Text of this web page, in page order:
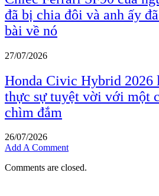
đã bị chia đôi và anh ấy
bài về nó
27/07/2026
Honda Civic Hybrid 2026
thực sự tuyệt vời với một
chìm đắm
26/07/2026
Add A Comment
Comments are closed.